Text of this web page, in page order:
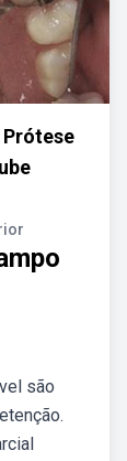
Prótese
são